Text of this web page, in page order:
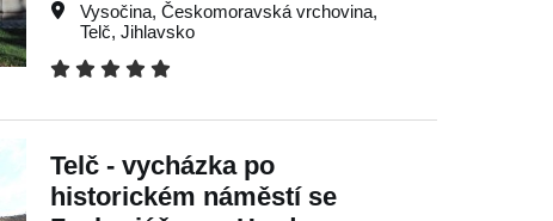
Vysočina, Českomoravská vrchovina,
Telč, Jihlavsko
Telč - vycházka po
historickém náměstí se